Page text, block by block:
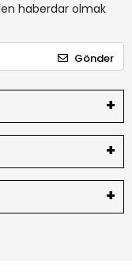
haberdar olmak
Gönder